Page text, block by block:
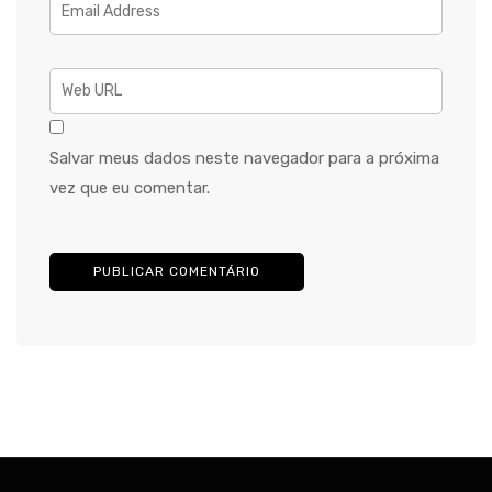
Salvar meus dados neste navegador para a próxima
vez que eu comentar.